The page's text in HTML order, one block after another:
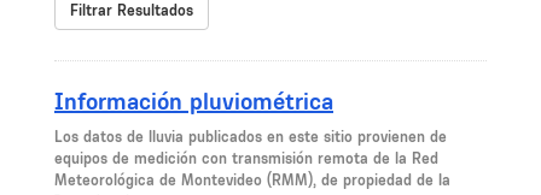
Filtrar Resultados
Información pluviométrica
Los datos de lluvia publicados en este sitio provienen de
equipos de medición con transmisión remota de la Red
Meteorológica de Montevideo (RMM), de propiedad de la